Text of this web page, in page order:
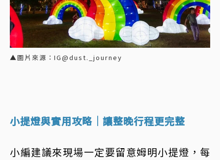
▲圖片來源：IG@dust._journey
小提燈與實用攻略｜讓整晚行程更完整
小編建議來現場一定要留意姆明小提燈，每